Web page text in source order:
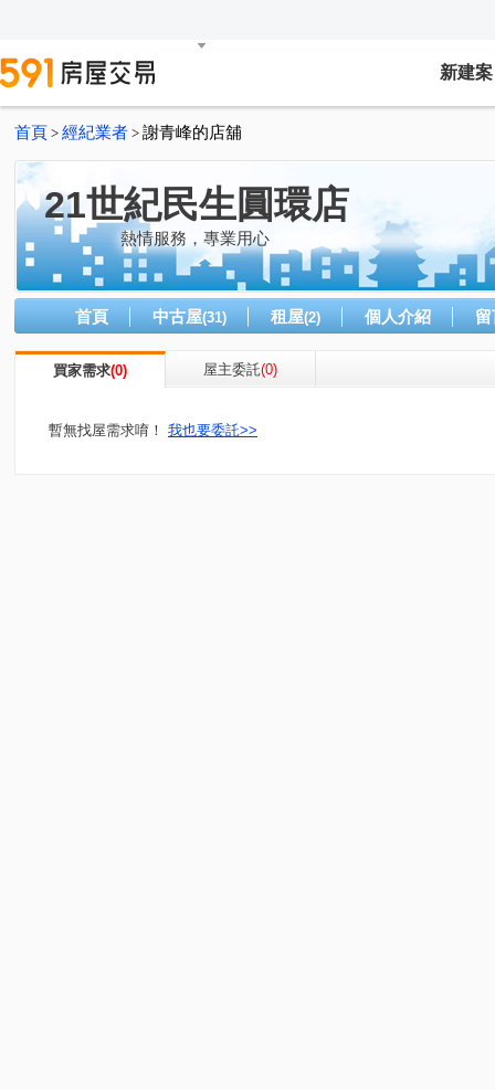
新建案
首頁 > 經紀業者 > 謝青峰的店舖
21世紀民生圓環店
熱情服務，專業用心
首頁 中古屋(31) 租屋(2) 個人介紹
買家需求(0) 屋主委託(0)
暫無找屋需求唷！ 我也要委託>>